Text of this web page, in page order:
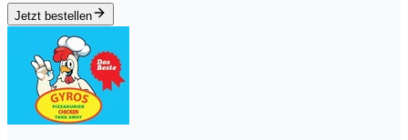
Jetzt bestellen